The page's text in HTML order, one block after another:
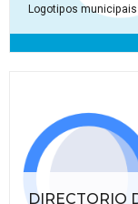
Logotipos
DIRECTORIO